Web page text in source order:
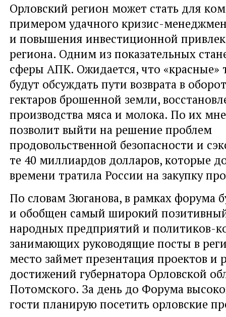
Орловский регион может стать для
примером удачного кризис-
и повышения инвестиционной
региона. Одним из показательных
сферы АПК. Ожидается, что «красные»
будут обсуждать пути возврата в
гектаров брошенной земли,
производства мяса и молока. По их
позволит выйти на решение проблем
продовольственной безопасности и
те 40 миллиардов долларов, которые
времени тратила России на закупку
По словам Зюганова, в рамках форума
и обобщен самый широкий
народных предприятий и политиков-
занимающих руководящие посты в
место займет презентация проектов и
достижений губернатора Орловской
Потомского. За день до Форума
гости планирую посетить орловские